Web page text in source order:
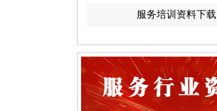
服务培训资料下载